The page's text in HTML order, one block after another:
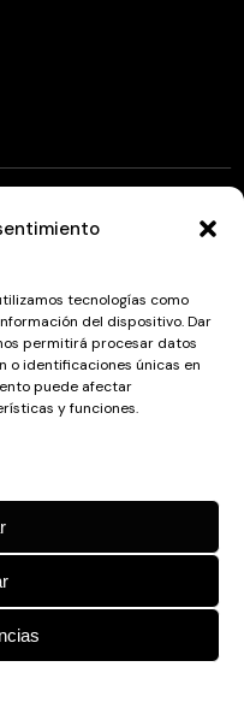
tecnologías como
del dispositivo. Dar
permitirá procesar datos
o identificaciones únicas en
puede afectar
y funciones.